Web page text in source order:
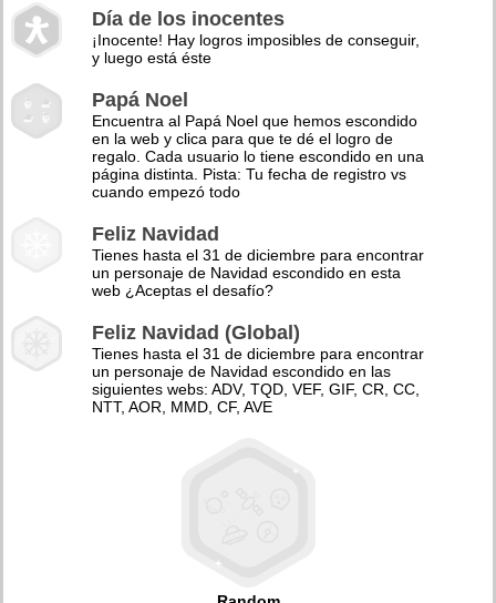
Día de los inocentes
¡Inocente! Hay logros imposibles de conseguir,
y luego está éste
Papá Noel
Encuentra al Papá Noel que hemos escondido
en la web y clica para que te dé el logro de
regalo. Cada usuario lo tiene escondido en una
página distinta. Pista: Tu fecha de registro vs
cuando empezó todo
Feliz Navidad
Tienes hasta el 31 de diciembre para encontrar
un personaje de Navidad escondido en esta
web ¿Aceptas el desafío?
Feliz Navidad (Global)
Tienes hasta el 31 de diciembre para encontrar
un personaje de Navidad escondido en las
siguientes webs: ADV, TQD, VEF, GIF, CR, CC,
NTT, AOR, MMD, CF, AVE